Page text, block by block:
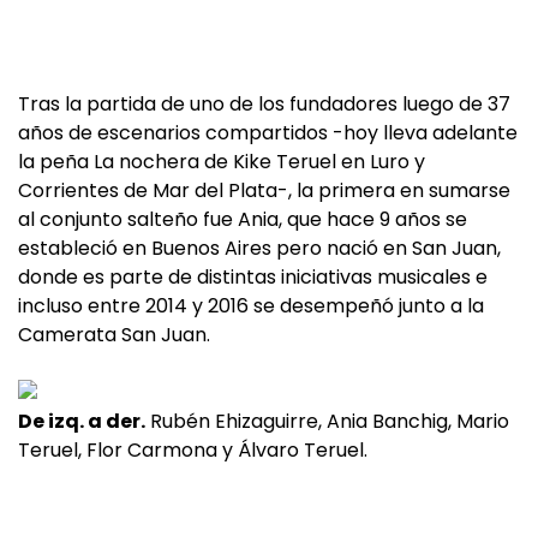
Tras la partida de uno de los fundadores luego de 37
años de escenarios compartidos -hoy lleva adelante
la peña La nochera de Kike Teruel en Luro y
Corrientes de Mar del Plata-, la primera en sumarse
al conjunto salteño fue Ania, que hace 9 años se
estableció en Buenos Aires pero nació en San Juan,
donde es parte de distintas iniciativas musicales e
incluso entre 2014 y 2016 se desempeñó junto a la
Camerata San Juan.
De izq. a der. Rubén Ehizaguirre, Ania Banchig, Mario
Teruel, Flor Carmona y Álvaro Teruel.